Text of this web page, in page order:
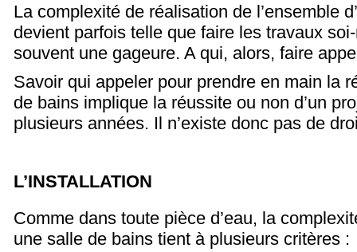
La complexité de réalisation de l’ensemble
devient parfois telle que faire les travaux
souvent une gageure. A qui, alors, faire
Savoir qui appeler pour prendre en main la
de bains implique la réussite ou non d’un
plusieurs années. Il n’existe donc pas de
L’INSTALLATION
Comme dans toute pièce d’eau, la
une salle de bains tient à plusieurs critères :